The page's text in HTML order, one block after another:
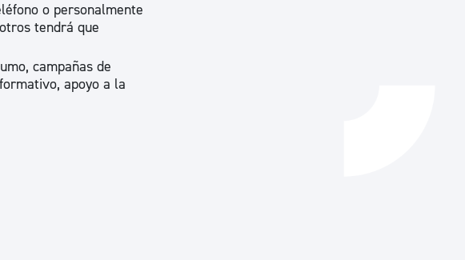
o personalmente
tendrá que
campañas de
apoyo a la